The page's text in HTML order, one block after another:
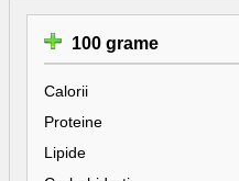
100 grame
Calorii
Proteine
Lipide